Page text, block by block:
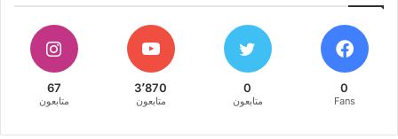
0
Fans
0
متابعون
3٬870
متابعون
67
متابعون